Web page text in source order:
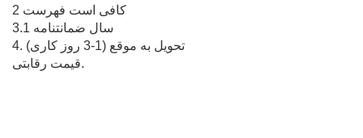
2
کافی است فهرست
3.1 سال ضمانتنامه
4. تحویل به موقع (1-3 روز کاری)
قیمت رقابتی.